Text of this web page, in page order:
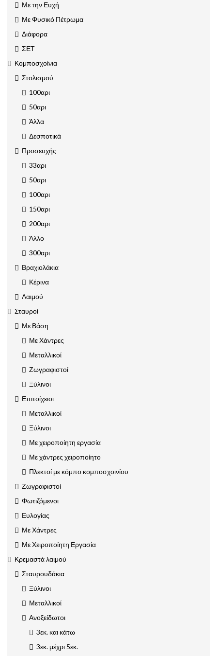
Με την Ευχή
Με Φυσικό Πέτρωμα
Διάφορα
ΣΕΤ
Κομποσχοίνια
Στολισμού
100αρι
50αρι
Άλλα
Δεσποτικά
Προσευχής
33αρι
50αρι
100αρι
150αρι
200αρι
Άλλο
300αρι
Βραχιολάκια
Κέρινα
Λαιμού
Σταυροί
Με Βάση
Με Χάντρες
Μεταλλικοί
Ζωγραφιστοί
Ξύλινοι
Επιτοίχειοι
Μεταλλικοί
Ξύλινοι
Με χειροποίητη εργασία
Με χάντρες χειροποίητο
Πλεκτοί με κόμπο κομποσχοινίου
Ζωγραφιστοί
Φωτιζόμενοι
Ευλογίας
Με Χάντρες
Με Χειροποίητη Εργασία
Κρεμαστά λαιμού
Σταυρουδάκια
Ξύλινοι
Μεταλλικοί
Ανοξείδωτοι
3εκ. και κάτω
3εκ. μέχρι 5εκ.